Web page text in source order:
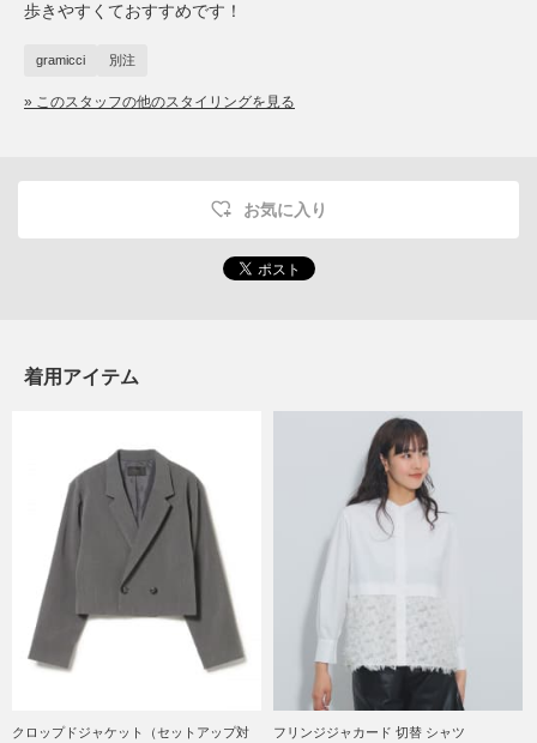
歩きやすくておすすめです！
gramicci 別注
» このスタッフの他のスタイリングを見る
お気に入り
着用アイテム
クロップドジャケット（セットアップ対
フリンジジャカード 切替 シャツ